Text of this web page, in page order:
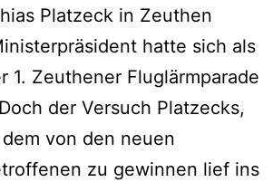
Platzeck in Zeuthen
hatte sich als
1. Zeuthener Fluglärmparade
der Versuch Platzecks,
von den neuen
zu gewinnen lief ins